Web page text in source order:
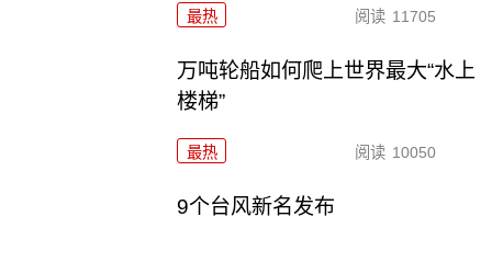
最热 阅读 11705
万吨轮船如何爬上世界最大“水上
楼梯”
最热 阅读 10050
9个台风新名发布